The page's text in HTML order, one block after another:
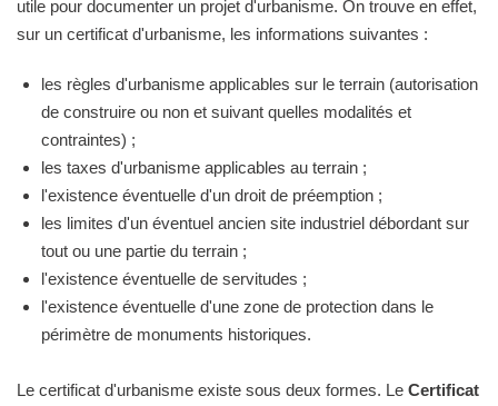
utile pour documenter un projet d'urbanisme. On trouve en effet,
sur un certificat d'urbanisme, les informations suivantes :
les règles d'urbanisme applicables sur le terrain (autorisation
de construire ou non et suivant quelles modalités et
contraintes) ;
les taxes d'urbanisme applicables au terrain ;
l'existence éventuelle d'un droit de préemption ;
les limites d'un éventuel ancien site industriel débordant sur
tout ou une partie du terrain ;
l'existence éventuelle de servitudes ;
l'existence éventuelle d'une zone de protection dans le
périmètre de monuments historiques.
Le certificat d'urbanisme existe sous deux formes. Le Certificat